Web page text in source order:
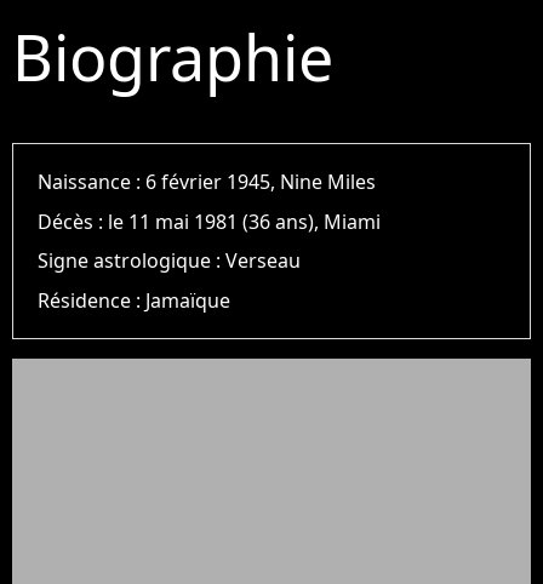
Biographie
Naissance : 6 février 1945, Nine Miles
Décès : le 11 mai 1981 (36 ans), Miami
Signe astrologique :Verseau
Résidence : Jamaïque